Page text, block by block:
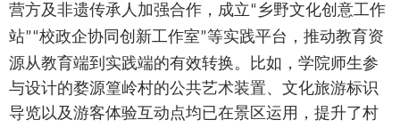
营方及非遗传承人加强合作，成立“ 乡野文化创意工作
站”“校政企协同创新工作室”等实践平台，推动教育资
源从教育端到实践端的有效转换。比如，学院师生参
与设计的婺源篁岭村的公共艺术装置、文化旅游标识
导览以及游客体验互动点均已在景区运用，提升了村